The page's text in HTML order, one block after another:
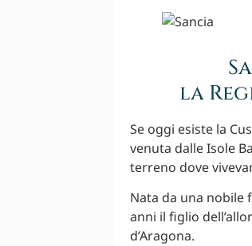
la
Se oggi esiste la
venuta dalle Isole
terreno dove
Nata da una nobile
anni il figlio
d’Aragona.